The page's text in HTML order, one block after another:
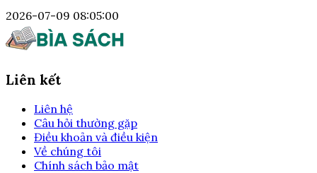
2026-07-09 08:05:00
Liên kết
Liên hệ
Câu hỏi thường gặp
Điều khoản và điều kiện
Về chúng tôi
Chính sách bảo mật